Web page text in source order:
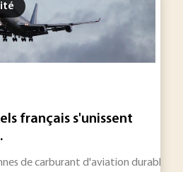
français s'unissent
de carburant d'aviation durable